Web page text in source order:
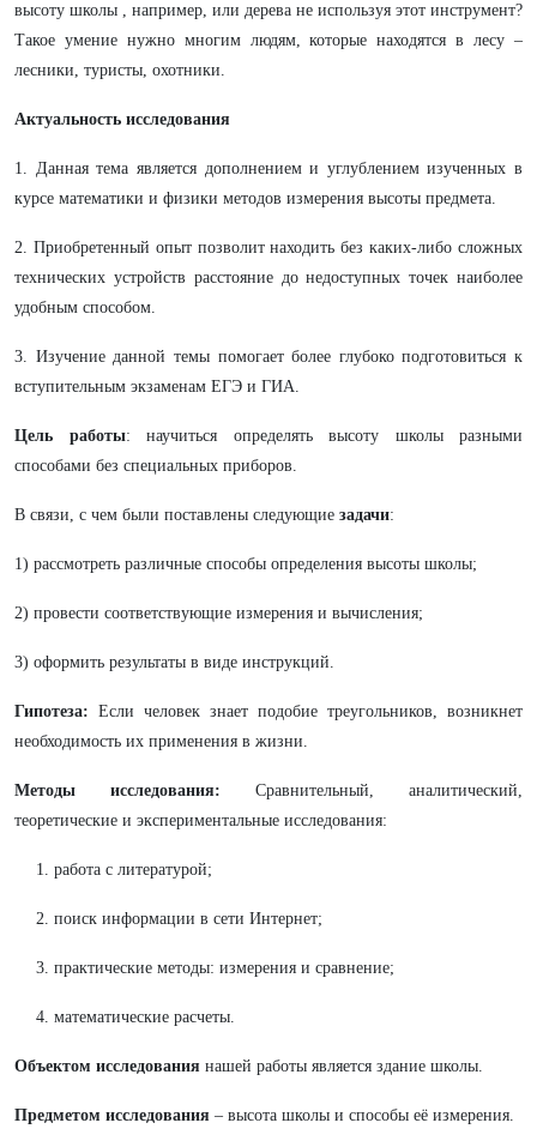
высоту школы , например, или дерева не используя этот инструмент?
Такое умение нужно многим людям, которые находятся в лесу –
лесники, туристы, охотники.
Актуальность исследования
1. Данная тема является дополнением и углублением изученных в
курсе математики и физики методов измерения высоты предмета.
2. Приобретенный опыт позволит находить без каких-либо сложных
технических устройств расстояние до недоступных точек наиболее
удобным способом.
3. Изучение данной темы помогает более глубоко подготовиться к
вступительным экзаменам ЕГЭ и ГИА.
Цель работы: научиться определять высоту школы разными
способами без специальных приборов.
В связи, с чем были поставлены следующие задачи:
1) рассмотреть различные способы определения высоты школы;
2) провести соответствующие измерения и вычисления;
3) оформить результаты в виде инструкций.
Гипотеза: Если человек знает подобие треугольников, возникнет
необходимость их применения в жизни.
Методы исследования: Сравнительный, аналитический,
теоретические и экспериментальные исследования:
1. работа с литературой;
2. поиск информации в сети Интернет;
3. практические методы: измерения и сравнение;
4. математические расчеты.
Объектом исследования нашей работы является здание школы.
Предметом исследования – высота школы и способы её измерения.